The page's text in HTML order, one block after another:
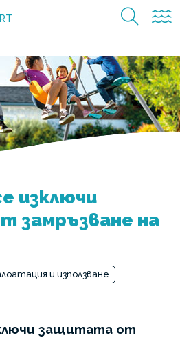
изключи
замръзване на
и използване
защитата от